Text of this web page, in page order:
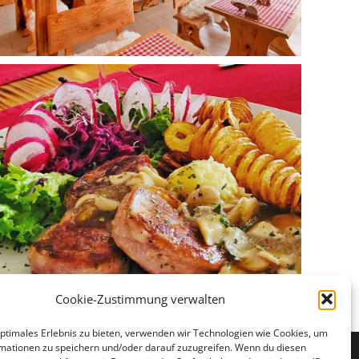
Cookie-Zustimmung verwalten
Erlebnis zu bieten, verwenden wir Technologien wie Cookies, um
zu speichern und/oder darauf zuzugreifen. Wenn du diesen